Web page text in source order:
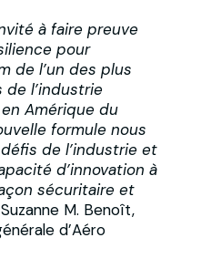
à faire preuve
pour
de l’un des plus
l’industrie
Amérique du
formule nous
de l’industrie et
d’innovation à
sécuritaire et
M. Benoît,
d’Aéro